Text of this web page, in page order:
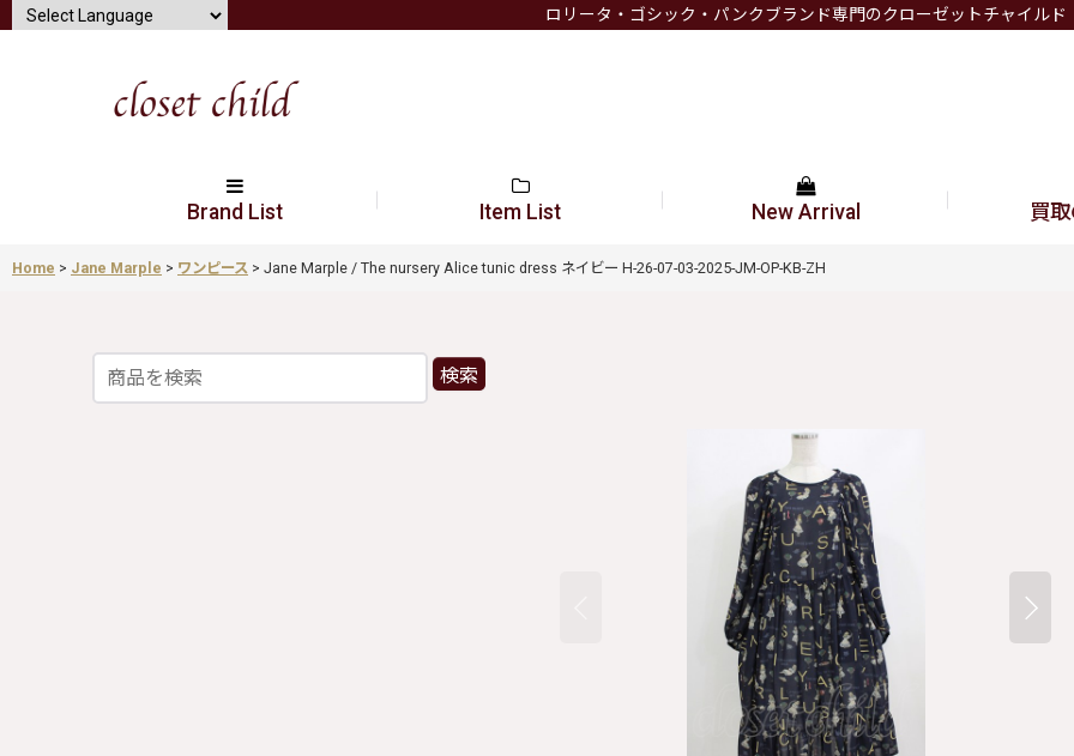
ロリータ・ゴシック・パンクブランド専門のクローゼットチャイルド
Brand List Item List New Arrival 買
Home > Jane Marple > ワンピース > Jane Marple / The nursery Alice tunic dress ネイビー H-26-07-03-2025-JM-OP-KB-ZH
検索